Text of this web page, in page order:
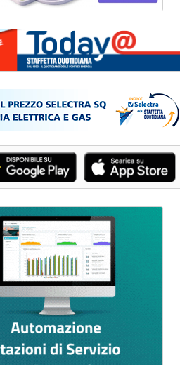
ANTINCENDIO PER
alle 0.0.
DI BOLZANO'